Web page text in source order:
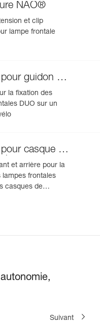
NAO®
et clip
lampe frontale
guidon de
la fixation des
DUO sur un
casque de
et arrière pour la
lampes frontales
casques de
Suivant